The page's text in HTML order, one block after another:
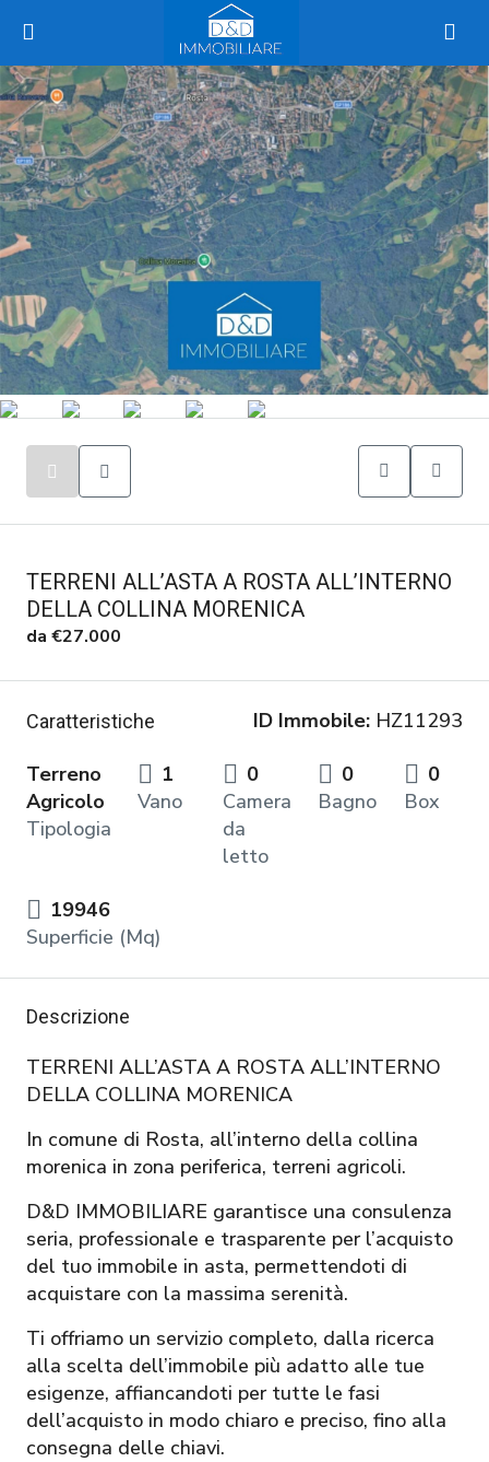
TERRENI ALL’ASTA A ROSTA ALL’INTERNO
DELLA COLLINA MORENICA
da €27.000
Caratteristiche ID Immobile: HZ11293
Terreno
Agricolo
Tipologia
1
Vano
0
Camera
da
letto
0
Bagno
0
Box
19946
Superficie (Mq)
Descrizione
TERRENI ALL’ASTA A ROSTA ALL’INTERNO
DELLA COLLINA MORENICA
In comune di Rosta, all’interno della collina
morenica in zona periferica, terreni agricoli.
D&D IMMOBILIARE garantisce una consulenza
seria, professionale e trasparente per l’acquisto
del tuo immobile in asta, permettendoti di
acquistare con la massima serenità.
Ti offriamo un servizio completo, dalla ricerca
alla scelta dell’immobile più adatto alle tue
esigenze, affiancandoti per tutte le fasi
dell’acquisto in modo chiaro e preciso, fino alla
consegna delle chiavi.